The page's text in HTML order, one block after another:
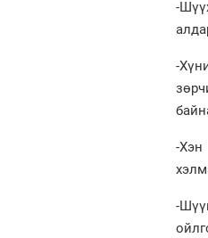
-
-
-
-